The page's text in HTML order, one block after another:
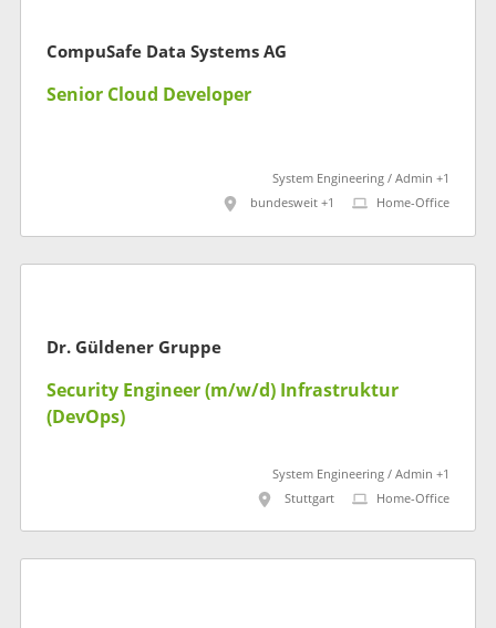
CompuSafe Data Systems AG
Senior Cloud Developer
System Engineering / Admin +1
bundesweit +1
Home-Office
Dr. Güldener Gruppe
Security Engineer (m/w/d) Infrastruktur
(DevOps)
System Engineering / Admin +1
Stuttgart
Home-Office